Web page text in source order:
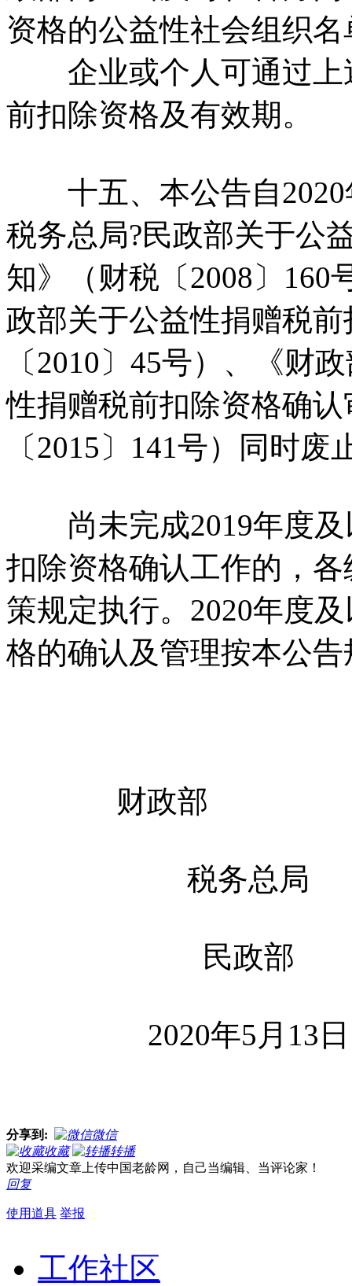
资格的公益性社会组织
企业或个人可通过上
前扣除资格及有效期。
十五、本公告自2020
税务总局?民政部关于公
知》（财税〔2008〕160
政部关于公益性捐赠税
〔2010〕45号）、《财
性捐赠税前扣除资格确
〔2015〕141号）同时废
尚未完成2019年度及
扣除资格确认工作的，
策规定执行。2020年度
格的确认及管理按本公
财政部
税务总局
民政部
2020年5月13日
分享到:
微信
收藏
转播
欢迎采编文章上传中国老龄网，自己当编辑、当评论家！
回复
使用道具 举报
工作社区